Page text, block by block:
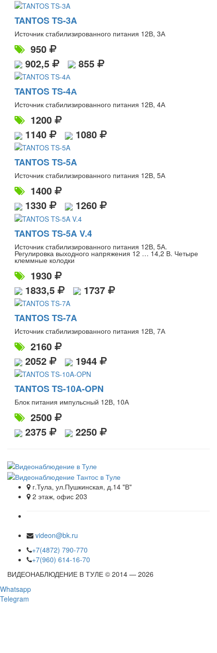
TANTOS TS-3A
Источник стабилизированного питания 12В, 3А
950
902,5
855
TANTOS TS-4А
Источник стабилизированного питания 12В, 4А
1200
1140
1080
TANTOS TS-5A
Источник стабилизированного питания 12В, 5А
1400
1330
1260
TANTOS TS-5A V.4
Источник стабилизированного питания 12В, 5А.
Регулировка выходного напряжения 12 … 14,2 В. Четыре
клеммные колодки
1930
1833,5
1737
TANTOS TS-7A
Источник стабилизированного питания 12В, 7А
2160
2052
1944
TANTOS TS-10A-OPN
Блок питания импульсный 12В, 10А
2500
2375
2250
г.Тула, ул.Пушкинская, д.14 "В"
2 этаж, офис 203
videon@bk.ru
+7(4872) 790-770
+7(960) 614-16-70
ВИДЕОНАБЛЮДЕНИЕ В ТУЛЕ © 2014 — 2026
Whatsapp
Telegram